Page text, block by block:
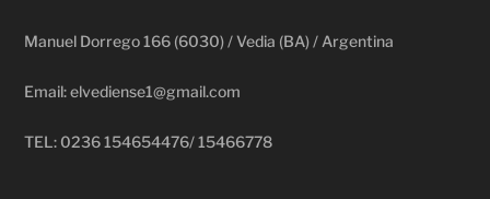
Manuel Dorrego 166 (6030) / Vedia (BA) / Argentina
Email: elvediense1@gmail.com
TEL: 0236 154654476/ 15466778